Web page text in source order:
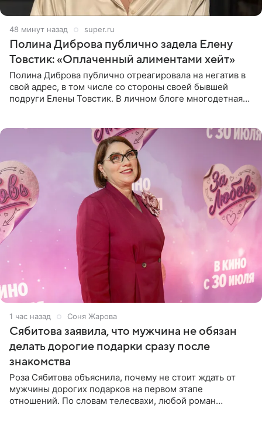
48 минут назад super.ru
Полина Диброва публично задела Елену
Товстик: «Оплаченный алиментами хейт»
Полина Диброва публично отреагировала на негатив в
свой адрес, в том числе со стороны своей бывшей
подруги Елены Товстик. В личном блоге многодетная
1 час назад Соня Жарова
Сябитова заявила, что мужчина не обязан
делать дорогие подарки сразу после
знакомства
Роза Сябитова объяснила, почему не стоит ждать от
мужчины дорогих подарков на первом этапе
отношений. По словам телесвахи, любой роман